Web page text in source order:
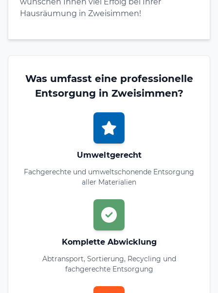
Hausräumung in Zweisimmen!
Was umfasst eine professionelle
Entsorgung in Zweisimmen?
Umweltgerecht
Fachgerechte und umweltschonende Entsorgung
aller Materialien
Komplette Abwicklung
Abtransport, Sortierung, Recycling und
fachgerechte Entsorgung